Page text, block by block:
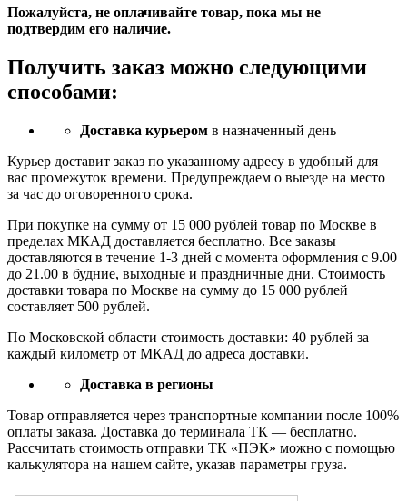
Пожалуйста, не оплачивайте товар, пока мы не
подтвердим его наличие.
Получить заказ можно следующими
способами:
Доставка курьером в назначенный день
Курьер доставит заказ по указанному адресу в удобный для
вас промежуток времени. Предупреждаем о выезде на место
за час до оговоренного срока.
При покупке на сумму от 15 000 рублей товар по Москве в
пределах МКАД доставляется бесплатно. Все заказы
доставляются в течение 1-3 дней с момента оформления с 9.00
до 21.00 в будние, выходные и праздничные дни. Стоимость
доставки товара по Москве на сумму до 15 000 рублей
составляет 500 рублей.
По Московской области стоимость доставки: 40 рублей за
каждый километр от МКАД до адреса доставки.
Доставка в регионы
Товар отправляется через транспортные компании после 100%
оплаты заказа. Доставка до терминала ТК — бесплатно.
Рассчитать стоимость отправки ТК «ПЭК» можно с помощью
калькулятора на нашем сайте, указав параметры груза.